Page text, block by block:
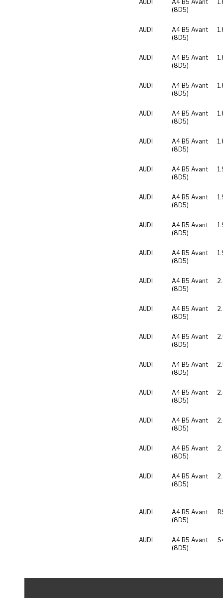
AUDI
A4 B5 Avant
(8D5)
AUDI
A4 B5 Avant
(8D5)
AUDI
A4 B5 Avant
(8D5)
AUDI
A4 B5 Avant
(8D5)
AUDI
A4 B5 Avant
(8D5)
AUDI
A4 B5 Avant
(8D5)
AUDI
A4 B5 Avant
(8D5)
AUDI
A4 B5 Avant
(8D5)
AUDI
A4 B5 Avant
(8D5)
AUDI
A4 B5 Avant
(8D5)
AUDI
A4 B5 Avant
(8D5)
AUDI
A4 B5 Avant
(8D5)
AUDI
A4 B5 Avant
(8D5)
AUDI
A4 B5 Avant
(8D5)
AUDI
A4 B5 Avant
(8D5)
AUDI
A4 B5 Avant
(8D5)
AUDI
A4 B5 Avant
(8D5)
AUDI
A4 B5 Avant
(8D5)
AUDI
A4 B5 Avant
(8D5)
AUDI
A4 B5 Avant
(8D5)